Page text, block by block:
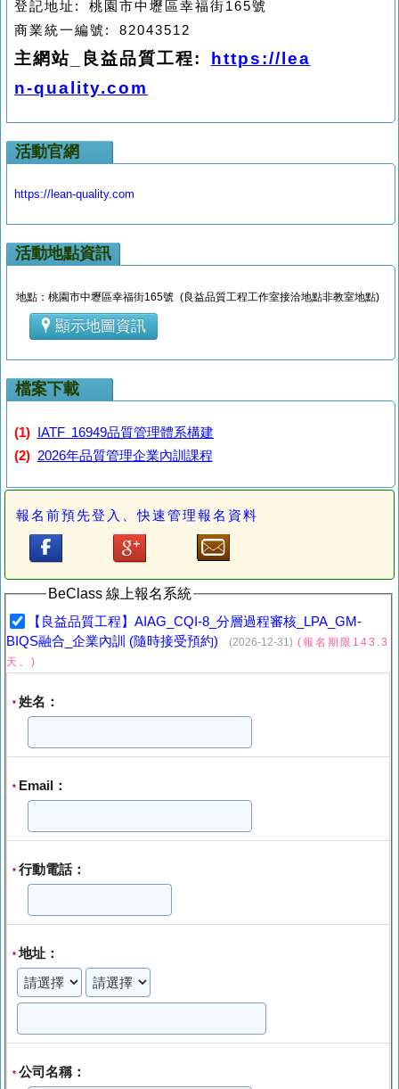
登記地址 : 桃園市中壢區幸福街165號
商業統一編號: 82043512
主網站 良益品質工程:
https://lea
n-quality.com
活動官網
https://lean-quality.com
活動地點資訊
地點：桃園市中壢區幸福街165號 (良益品質工程工作室接洽地點非教室地點)
顯示地圖資訊
檔案下載
(1)
IATF 16949品質管理體系構建
(2) 2026年品質管理企業內訓課程
報名前預先登入、快速管理報名資料
BeClass 線上報名系統
【良益品質工程】AIAG_CQI-8_分層過程審核_LPA_GM-
BIQS融合_企業內訓 (隨時接受預約)
(2026-12-31) (報名期限143.3
天。)
* 姓名：
* Email：
* 行動電話：
*地址：
* 公司名稱：